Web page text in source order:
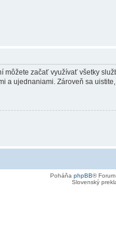
začať využívať všetky
ujednaniami. Zároveň sa
Poháňa phpBB®
Slovenský